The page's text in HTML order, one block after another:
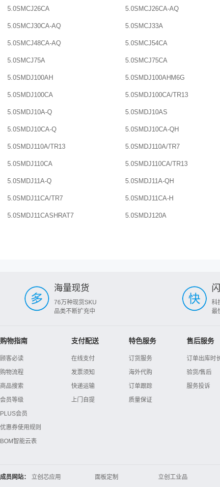
5.0SMCJ26CA 5.0SMCJ26CA-AQ
5.0SMCJ30CA-AQ 5.0SMCJ33A
5.0SMCJ48CA-AQ 5.0SMCJ54CA
5.0SMCJ75A 5.0SMCJ75CA
5.0SMDJ100AH 5.0SMDJ100AHM6G
5.0SMDJ100CA 5.0SMDJ100CA/TR13
5.0SMDJ10A-Q 5.0SMDJ10AS
5.0SMDJ10CA-Q 5.0SMDJ10CA-QH
5.0SMDJ110A/TR13 5.0SMDJ110A/TR7
5.0SMDJ110CA 5.0SMDJ110CA/TR13
5.0SMDJ11A-Q 5.0SMDJ11A-QH
5.0SMDJ11CA/TR7 5.0SMDJ11CA-H
5.0SMDJ11CASHRAT7 5.0SMDJ120A
海量现货
76万种现货SKU
品类不断扩充中
科
最
购物指南
顾客必读
购物流程
商品搜索
会员等级
PLUS会员
优惠券使用规则
BOM智能云表
支付配送
在线支付
发票须知
快递运输
上门自提
特色服务
订货服务
海外代购
订单跟踪
质量保证
售后服务
订单出库时
验货/售后
服务投诉
成员网站： 立创芯应用 面板定制
立创工业品